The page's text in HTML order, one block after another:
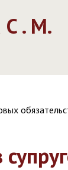
С . М.